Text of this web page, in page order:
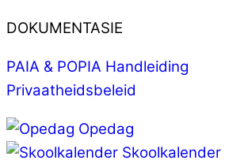
DOKUMENTASIE
PAIA & POPIA Handleiding
Privaatheidsbeleid
Opedag
Skoolkalender